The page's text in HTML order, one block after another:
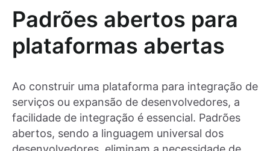
Padrões abertos para
plataformas abertas
Ao construir uma plataforma para integração de
serviços ou expansão de desenvolvedores, a
facilidade de integração é essencial. Padrões
abertos, sendo a linguagem universal dos